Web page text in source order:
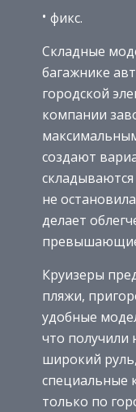
фикс.
Складные
багажнике
городской
компании
создают
не
делает
превышающие
Круизеры
пляжи,
удобные
что получили
широкий
специальные
только по